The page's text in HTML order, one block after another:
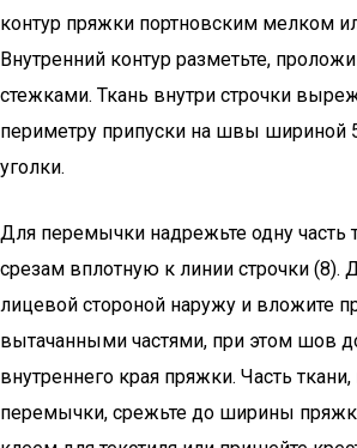
контур пряжки портновским мелком
Внутренний контур разметьте,
стежками. Ткань внутри строчки
периметру припуски на швы шириной
уголки.
Для перемычки надрежьте одну часть
срезам вплотную к линии строчки (8).
лицевой стороной наружу и вложите
вытачанными частями, при этом шов
внутреннего края пряжки. Часть
перемычки, срежьте до ширины